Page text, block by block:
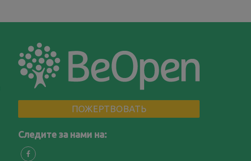
ПОЖЕРТВОВАТЬ
Следите за нами на: